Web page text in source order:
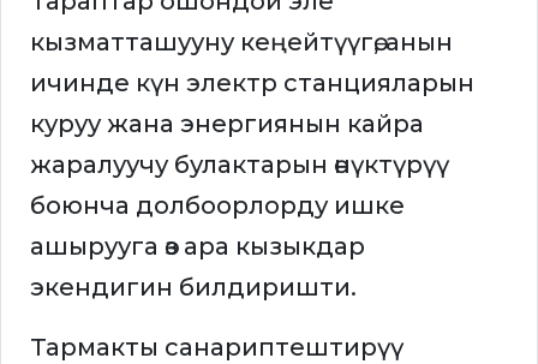
кызматташууну кеңейтүүгө, анын
ичинде күн электр станцияларын
куруу жана энергиянын кайра
жаралуучу булактарын өнүктүрүү
боюнча долбоорлорду ишке
ашырууга өз ара кызыкдар
экендигин билдиришти.
Тармакты санариптештирүү